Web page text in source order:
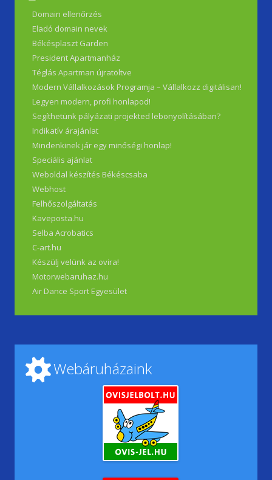
Domain ellenőrzés
Eladó domain nevek
Békésplaszt Garden
President Apartmanház
Téglás Apartman újratöltve
Modern Vállalkozások Programja – Vállalkozz digitálisan!
Legyen modern, profi honlapod!
Segíthetünk pályázati projekted lebonyolításában?
Indikatív árajánlat
Mindenkinek jár egy minőségi honlap!
Speciális ajánlat
Weboldal készítés Békéscsaba
Webhost
Felhőszolgáltatás
Kaveposta.hu
Selba Acrobatics
C-art.hu
Készülj velünk az ovira!
Motorwebaruhaz.hu
Air Dance Sport Egyesület
Webáruházaink